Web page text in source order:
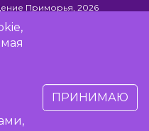
Приморья, 2026
-
ПРИНИМАЮ